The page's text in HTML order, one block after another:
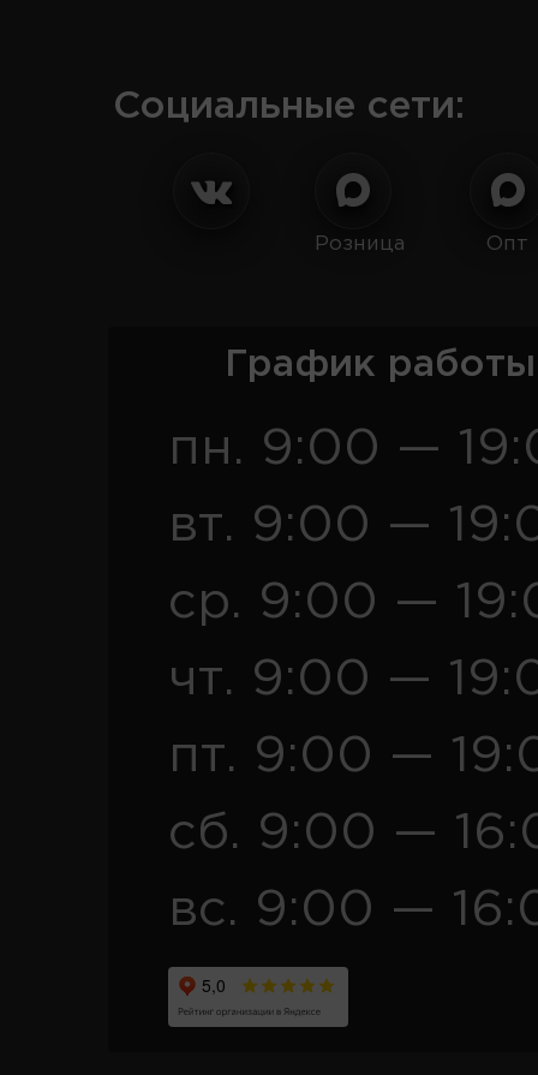
Социальные сети:
Розница Опт
График
пн. 9:00 —
вт. 9:00 —
ср. 9:00 —
чт. 9:00 —
пт. 9:00 —
сб. 9:00 —
вс. 9:00 —